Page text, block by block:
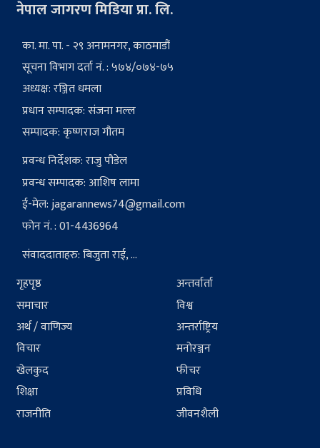
नेपाल जागरण मिडिया प्रा. लि.
का. मा. पा. - २९ अनामनगर, काठमाडौं
सूचना विभाग दर्ता नं. : ५७४/०७४-७५
अध्यक्ष: रञ्जित धमला
प्रधान सम्पादक: संजना मल्ल
सम्पादक: कृष्णराज गौतम
प्रवन्ध निर्देशक: राजु पौडेल
प्रवन्ध सम्पादक: आशिष लामा
ई-मेल:jagarannews74@gmail.com
फोन नं. : 01-4436964
संवाददाताहरु: बिजुता राई, ...
गृहपृष्ठ
समाचार
अर्थ / वाणिज्य
विचार
खेलकुद
शिक्षा
राजनीति
अन्तर्वार्ता
विश्व
अन्तर्राष्ट्रिय
मनोरञ्जन
फीचर
प्रविधि
जीवनशैली